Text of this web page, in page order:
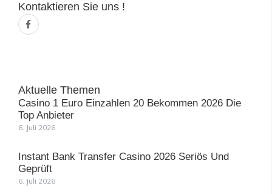
Kontaktieren Sie uns !
F
a
c
-
f
Aktuelle Themen
Casino 1 Euro Einzahlen 20 Bekommen 2026 Die
Top Anbieter
6. Juli 2026
Instant Bank Transfer Casino 2026 Seriös Und
Geprüft
6. Juli 2026